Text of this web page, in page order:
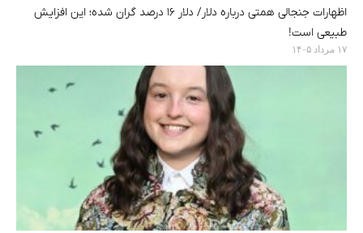
اظهارات جنجالی همتی درباره دلار/ دلار ۱۶ درصد گران شده؛ این افزایش
طبیعی است!
۱۷ مرداد ۱۴۰۵